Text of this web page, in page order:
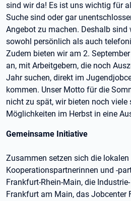
sind wir da! Es ist uns wichtig für
Suche sind oder gar
Angebot zu machen. Deshalb sind
sowohl persönlich als auch
Zudem bieten wir am 2.
an, mit Arbeitgebern, die noch
Jahr suchen, direkt im
kommen. Unser Motto für die
nicht zu spät, wir bieten noch viele
Möglichkeiten im Herbst in eine
Gemeinsame Initiative
Zusammen setzen sich die lokalen
Kooperationspartnerinnen und -
Frankfurt-Rhein-Main, die
Frankfurt am Main, das Jobcenter